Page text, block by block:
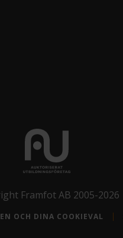
Framfot AB 2005-2026
OCH DINA COOKIEVAL